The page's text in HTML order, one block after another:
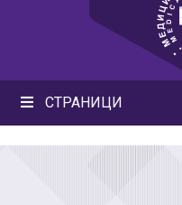
СТРАНИЦИ